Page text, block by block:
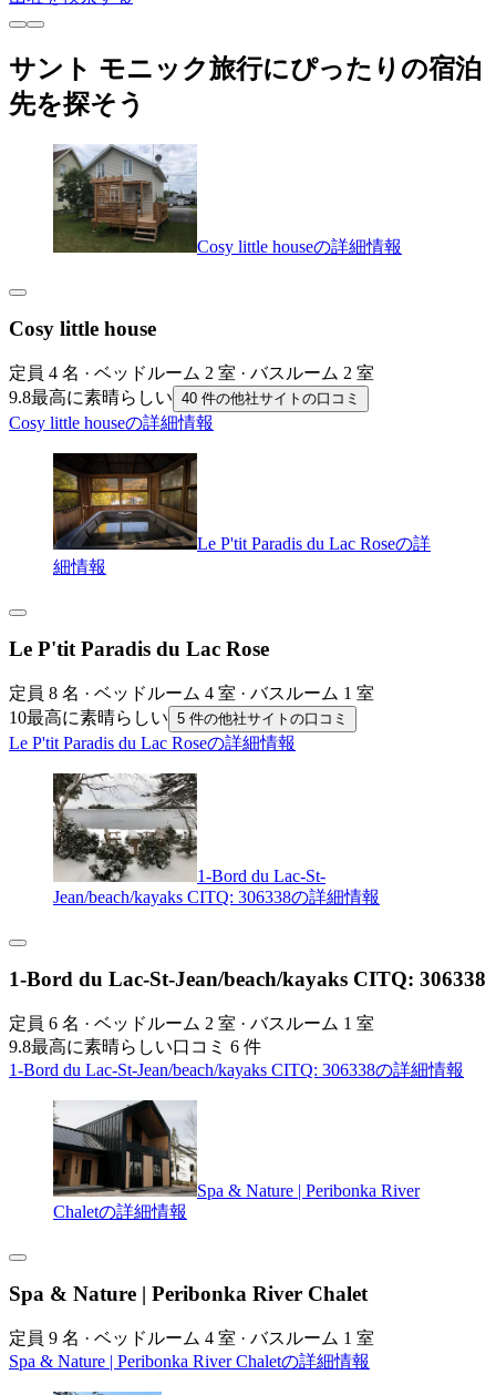
サント モニック旅行にぴったりの宿泊
先を探そう
Cosy little houseの詳細情報
Cosy little house
定員 4 名 · ベッドルーム 2 室 · バスルーム 2 室
9.8最高に素晴らしい 40 件の他社サイトの口コミ
Cosy little houseの詳細情報
Le P'tit Paradis du Lac Roseの詳
細情報
Le P'tit Paradis du Lac Rose
定員 8 名 · ベッドルーム 4 室 · バスルーム 1 室
10最高に素晴らしい 5 件の他社サイトの口コミ
Le P'tit Paradis du Lac Roseの詳細情報
1-Bord du Lac-St-
Jean/beach/kayaks CITQ: 306338の詳細情報
1-Bord du Lac-St-Jean/beach/kayaks CITQ: 306338
定員 6 名 · ベッドルーム 2 室 · バスルーム 1 室
9.8最高に素晴らしい口コミ 6 件
1-Bord du Lac-St-Jean/beach/kayaks CITQ: 306338の詳細情報
Spa & Nature | Peribonka River
Chaletの詳細情報
Spa & Nature | Peribonka River Chalet
定員 9 名 · ベッドルーム 4 室 · バスルーム 1 室
Spa & Nature | Peribonka River Chaletの詳細情報